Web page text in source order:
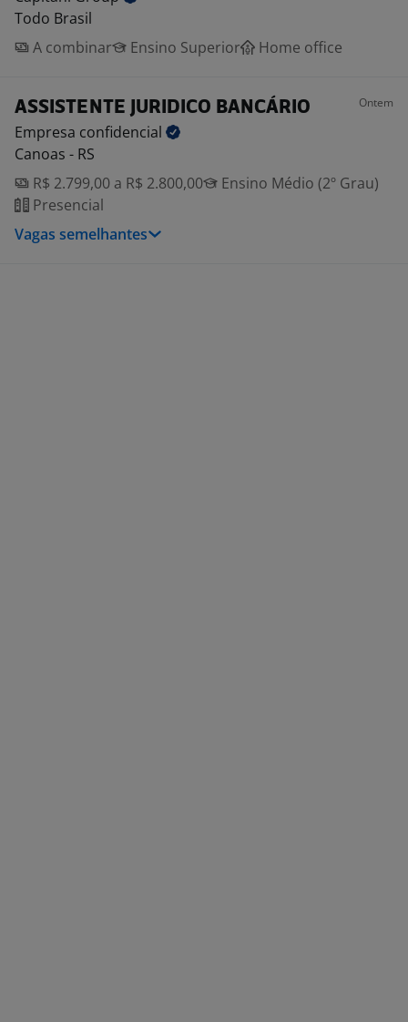
Todo Brasil
A combinar
Ensino Superior Home office
ASSISTENTE JURIDICO BANCÁRIO Ontem
Empresa confidencial
Canoas - RS
R$ 2.799,00 a R$ 2.800,00
Ensino Médio (2º Grau)
Presencial
Vagas semelhantes